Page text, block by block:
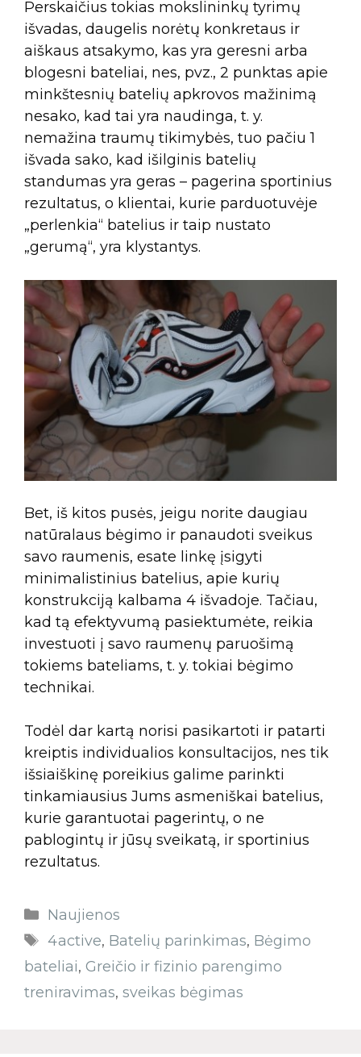
Perskaičius tokias mokslininkų tyrimų
išvadas, daugelis norėtų konkretaus ir
aiškaus atsakymo, kas yra geresni arba
blogesni bateliai, nes, pvz., 2 punktas apie
minkštesnių batelių apkrovos mažinimą
nesako, kad tai yra naudinga, t. y.
nemažina traumų tikimybės, tuo pačiu 1
išvada sako, kad išilginis batelių
standumas yra geras – pagerina sportinius
rezultatus, o klientai, kurie parduotuvėje
„perlenkia“ batelius ir taip nustato
„gerumą“, yra klystantys.
Bet, iš kitos pusės, jeigu norite daugiau
natūralaus bėgimo ir panaudoti sveikus
savo raumenis, esate linkę įsigyti
minimalistinius batelius, apie kurių
konstrukciją kalbama 4 išvadoje. Tačiau,
kad tą efektyvumą pasiektumėte, reikia
investuoti į savo raumenų paruošimą
tokiems bateliams, t. y. tokiai bėgimo
technikai.
Todėl dar kartą norisi pasikartoti ir patarti
kreiptis individualios konsultacijos, nes tik
išsiaiškinę poreikius galime parinkti
tinkamiausius Jums asmeniškai batelius,
kurie garantuotai pagerintų, o ne
pablogintų ir jūsų sveikatą, ir sportinius
rezultatus.
Naujienos
4active, Batelių parinkimas, Bėgimo
bateliai, Greičio ir fizinio parengimo
treniravimas, sveikas bėgimas